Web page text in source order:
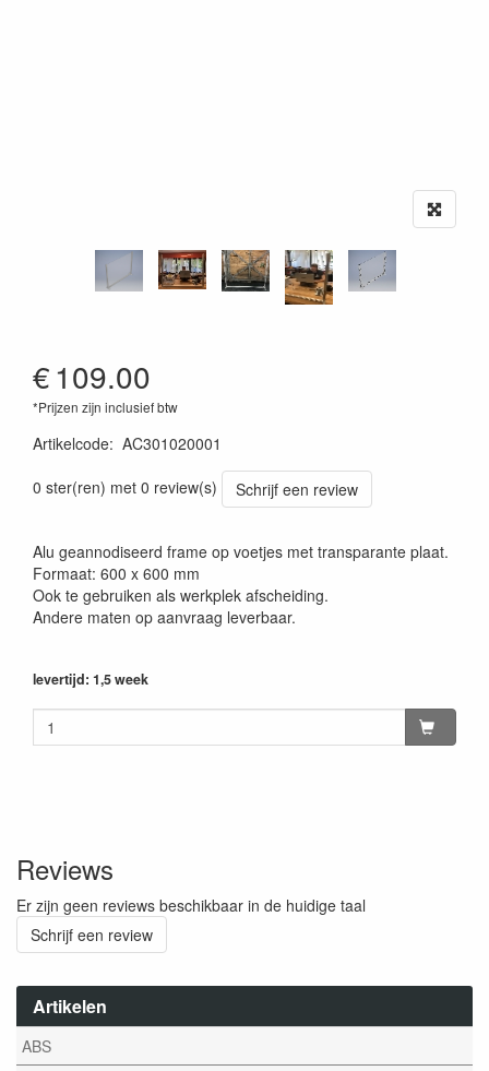
Artikelen
ABS
€109.00
*Prijzen zijn inclusief btw
Artikelcode: AC301020001
0 ster(ren) met 0 review(s)
Schrijf een review
Alu geannodiseerd frame op voetjes met transparante plaat.
Formaat: 600 x 600 mm
Ook te gebruiken als werkplek afscheiding.
Andere maten op aanvraag leverbaar.
levertijd: 1,5 week
Reviews
Er zijn geen reviews beschikbaar in de huidige taal
Schrijf een review